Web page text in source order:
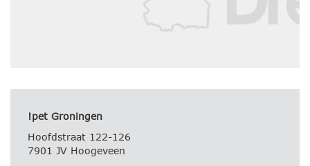
!pet Groningen
Hoofdstraat 122-126
7901 JV Hoogeveen